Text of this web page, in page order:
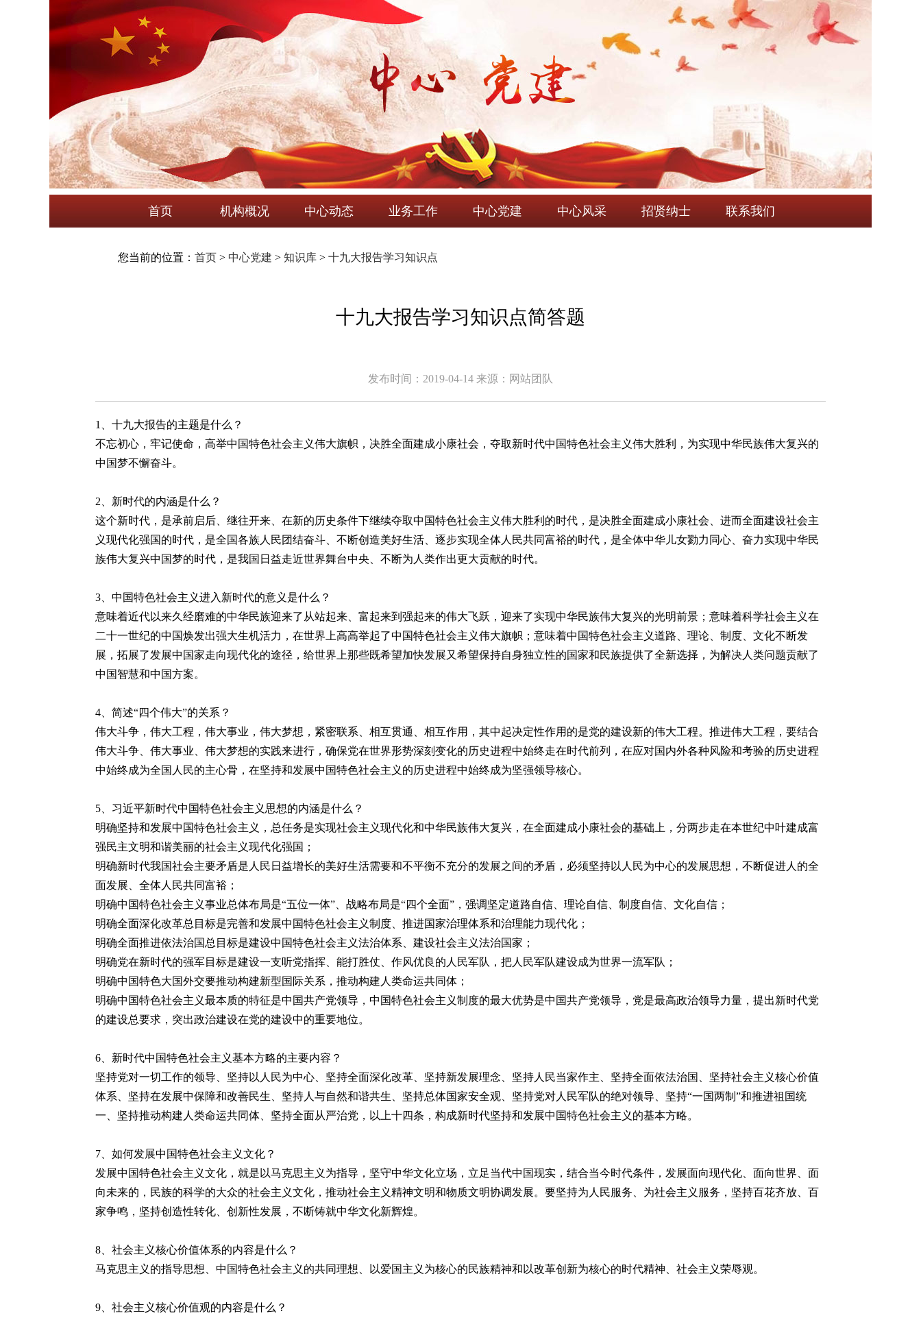
首页 机构概况 中心动态 业务工作 中心党建 中心风采 招贤纳士 联系我们
您当前的位置： 首页 > 中心党建 > 知识库 > 十九大报告学习知识点
十九大报告学习知识点简答题
发布时间：2019-04-14 来源： 网站团队
1
、十九大报告的主题是什么？
不忘初心，牢记使命，高举中国特色社会主义伟大旗帜，决胜全面建成小康社会，夺取新时代中国特色社会主义伟大胜利，为实现中华民族伟大复兴的
中国梦不懈奋斗。
2 、新时代的内涵是什么？
这个新时代，是承前启后、继往开来、在新的历史条件下继续夺取中国特色社会主义伟大胜利的时代，是决胜全面建成小康社会、进而全面建设社会主
义现代化强国的时代，是全国各族人民团结奋斗、不断创造美好生活、逐步实现全体人民共同富裕的时代，是全体中华儿女勠力同心、奋力实现中华民
族伟大复兴中国梦的时代，是我国日益走近世界舞台中央、不断为人类作出更大贡献的时代。
3 、中国特色社会主义进入新时代的意义是什么？
意味着近代以来久经磨难的中华民族迎来了从站起来、富起来到强起来的伟大飞跃，迎来了实现中华民族伟大复兴的光明前景；意味着科学社会主义在
二十一世纪的中国焕发出强大生机活力，在世界上高高举起了中国特色社会主义伟大旗帜；意味着中国特色社会主义道路、理论、制度、文化不断发
展，拓展了发展中国家走向现代化的途径，给世界上那些既希望加快发展又希望保持自身独立性的国家和民族提供了全新选择，为解决人类问题贡献了
中国智慧和中国方案。
4 、简述“四个伟大”的关系？
伟大斗争，伟大工程，伟大事业，伟大梦想，紧密联系、相互贯通、相互作用，其中起决定性作用的是党的建设新的伟大工程。推进伟大工程，要结合
伟大斗争、伟大事业、伟大梦想的实践来进行，确保党在世界形势深刻变化的历史进程中始终走在时代前列，在应对国内外各种风险和考验的历史进程
中始终成为全国人民的主心骨，在坚持和发展中国特色社会主义的历史进程中始终成为坚强领导核心。
5 、习近平新时代中国特色社会主义思想的内涵是什么？
明确坚持和发展中国特色社会主义，总任务是实现社会主义现代化和中华民族伟大复兴，在全面建成小康社会的基础上，分两步走在本世纪中叶建成富
强民主文明和谐美丽的社会主义现代化强国；
明确新时代我国社会主要矛盾是人民日益增长的美好生活需要和不平衡不充分的发展之间的矛盾，必须坚持以人民为中心的发展思想，不断促进人的全
面发展、全体人民共同富裕；
明确中国特色社会主义事业总体布局是“五位一体”、战略布局是“四个全面”，强调坚定道路自信、理论自信、制度自信、文化自信；
明确全面深化改革总目标是完善和发展中国特色社会主义制度、推进国家治理体系和治理能力现代化；
明确全面推进依法治国总目标是建设中国特色社会主义法治体系、建设社会主义法治国家；
明确党在新时代的强军目标是建设一支听党指挥、能打胜仗、作风优良的人民军队，把人民军队建设成为世界一流军队；
明确中国特色大国外交要推动构建新型国际关系，推动构建人类命运共同体；
明确中国特色社会主义最本质的特征是中国共产党领导，中国特色社会主义制度的最大优势是中国共产党领导，党是最高政治领导力量，提出新时代党
的建设总要求，突出政治建设在党的建设中的重要地位。
6 、新时代中国特色社会主义基本方略的主要内容？
坚持党对一切工作的领导、坚持以人民为中心、坚持全面深化改革、坚持新发展理念、坚持人民当家作主、坚持全面依法治国、坚持社会主义核心价值
体系、坚持在发展中保障和改善民生、坚持人与自然和谐共生、坚持总体国家安全观、坚持党对人民军队的绝对领导、坚持“一国两制”和推进祖国统
一、坚持推动构建人类命运共同体、坚持全面从严治党，以上十四条，构成新时代坚持和发展中国特色社会主义的基本方略。
7 、如何发展中国特色社会主义文化？
发展中国特色社会主义文化，就是以马克思主义为指导，坚守中华文化立场，立足当代中国现实，结合当今时代条件，发展面向现代化、面向世界、面
向未来的，民族的科学的大众的社会主义文化，推动社会主义精神文明和物质文明协调发展。要坚持为人民服务、为社会主义服务，坚持百花齐放、百
家争鸣，坚持创造性转化、创新性发展，不断铸就中华文化新辉煌。
8 、社会主义核心价值体系的内容是什么？
马克思主义的指导思想、中国特色社会主义的共同理想、以爱国主义为核心的民族精神和以改革创新为核心的时代精神、社会主义荣辱观。
9 、社会主义核心价值观的内容是什么？